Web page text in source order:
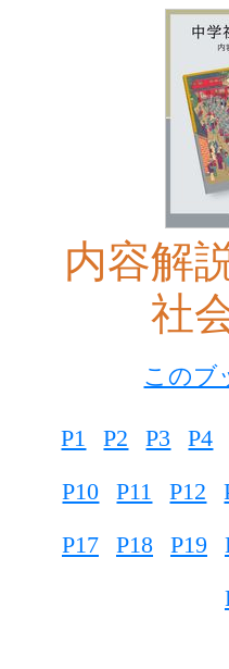
内容解
社
このブ
P1 P2 P3 P4
P10
P11 P12
P17
P18 P19